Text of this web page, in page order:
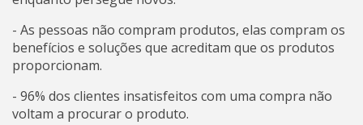
- As pessoas não compram produtos, elas compram os
benefícios e soluções que acreditam que os produtos
proporcionam.
- 96% dos clientes insatisfeitos com uma compra não
voltam a procurar o produto.